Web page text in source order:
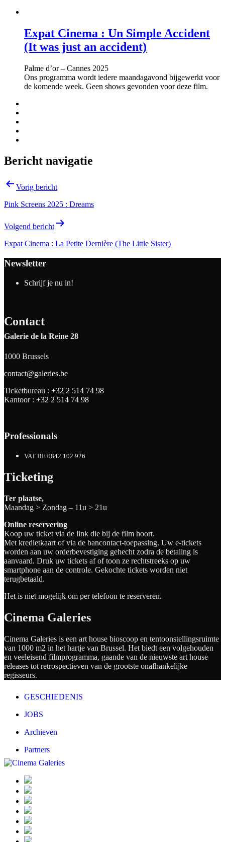
Expat Cinema : Un Simple Accident
(It was just an accident)
Palme d’or – Cannes 2025
Ons programma wordt iedere maandagavond bijgewerkt voor
de komende week. Geen shows gevonden voor deze film.
Bericht navigatie
Vorig bericht
Pink Screens 2025 : Dreams
Volgend bericht
Expat Cinema : La Petite Dernière (The Little Sister)
Newsletter
Schrijf je nu in!
Contact
Galerie de la Reine 28
1000 Brussels
contact@galeries.be
Ticketbureau : +32 2 514 74 98
Kantoor : +32 2 514 74 98
Professionals
VAT BE 0842.102.926
Ticketing
Ter plaatse,
Maandag > Zondag – 11u > 21u
Online reservering
Koop uw ticket via de link die bij de film hoort.
Met kredietkaart of via de bancontact-toepassing. Uw e-tickets
worden aan uw orderbevestiging gehecht zodra de betaling is
aanvaard. Druk uw tickets af of toon ze rechtstreeks op uw
smartphone aan de controle. Gekochte tickets worden niet
terugbetaald.
Het is niet mogelijk om per telefoon te reserveren.
Cinema Galeries
Cinema Galeries is een art house bioscoop en tentoonstellingsruimte
van 1000 m2 in het hartje van Brussel. Het biedt een volgehouden
en veeleisend filmprogramma, gaande van de nieuwste art house
releases tot retrospectieven van de grootste onafhankelijke
regisseurs.
GESCHIEDENIS
JOBS
Archieven
Partners